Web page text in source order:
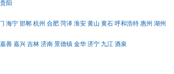
贵阳
海宁 邯郸 杭州 合肥 菏泽 淮安 黄山 黄石 呼和浩特 惠州 湖州
嘉善 嘉兴 吉林 济南 景德镇 金华 济宁 九江 酒泉